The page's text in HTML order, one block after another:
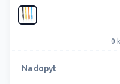
0
Na dopyt